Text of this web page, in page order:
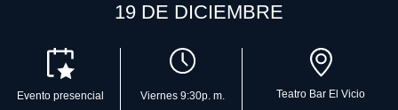
19 DE DICIEMBRE
Evento presencial Viernes 9:30p. m. Teatro Bar El Vicio